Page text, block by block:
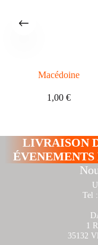
Macédoine
1,00 €
LIVRAISON
Tel
1
35132